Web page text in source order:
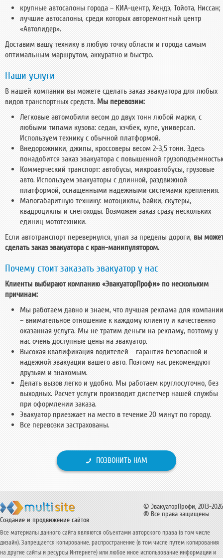
крупные автосалоны города – КИА-центр, Хендэ, Тойота, Ниссан;
лучшие автосалоны, среди которых авторемонтный центр
«Автолидер».
Доставим вашу технику в любую точку области и города самым
оптимальным маршрутом, аккуратно и быстро.
Наши услуги
В нашей компании вы можете сделать заказ эвакуатора для любых
видов транспортных средств. Мы перевозим:
Легковые автомобили весом до двух тонн любой марки, с
любыми типами кузова: седан, хэчбек, купе, универсал.
Используем технику с обычной платформой.
Внедорожники, джипы, кроссоверы весом 2-3,5 тонн. Здесь
понадобится заказ эвакуатора с повышенной
Коммерческий транспорт: автобусы, микроавтобусы, грузовые
авто. Используем эвакуаторы с длинной, раздвижной
платформой, оснащенными надежными системами крепления.
Малогабаритную технику: мотоциклы, байки, скутеры,
квадроциклы и снегоходы. Возможен заказ сразу нескольких
единиц мототехники.
Если автотранспорт перевернулся, упал за пределы дороги, вы
сделать заказ эвакуатора с кран-манипулятором.
Почему стоит заказать эвакуатор у нас
Клиенты выбирают компанию «ЭвакуаторПрофи» по нескольким
причинам:
Мы работаем давно и знаем, что лучшая реклама для компании
– внимательное отношение к каждому клиенту и качественно
оказанная услуга. Мы не тратим деньги на рекламу, поэтому у
нас очень доступные цены на эвакуатор.
Высокая квалификация водителей – гарантия безопасной и
надежной эвакуации вашего авто. Поэтому нас рекомендуют
друзьям и знакомым.
Делать вызов легко и удобно. Мы работаем круглосуточно, без
выходных. Расчет услуги производит диспетчер нашей службы
при оформлении заказа.
Эвакуатор приезжает на место в течение 20 минут по городу.
Все перевозки застрахованы.
ПОЗВОНИТЬ НАМ
Создание и продвижение сайтов
© ЭвакуаторПрофи, 2013-2026
® Все права защищены
Все материалы данного сайта являются объектами авторского права (в том числе
дизайн). Запрещается копирование, распространение (в том числе путем копирования
на другие сайты и ресурсы Интернете) или любое иное использование информации и